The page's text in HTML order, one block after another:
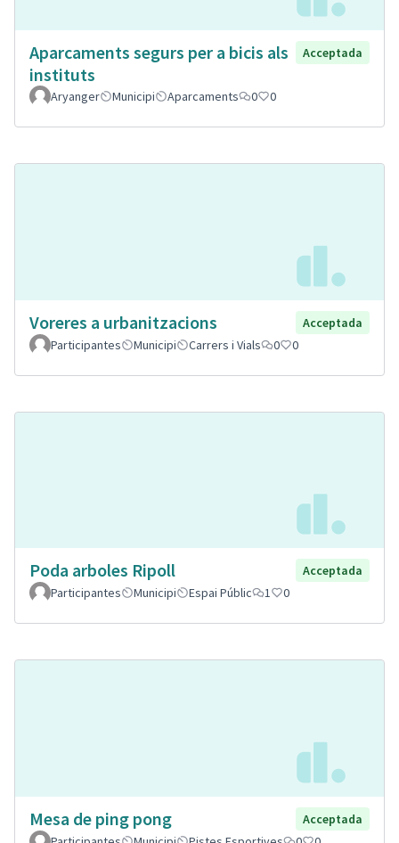
Aparcaments segurs per a bicis als
instituts
Acceptada
Aryanger Municipi Aparcaments 0 0
Voreres a urbanitzacions
Acceptada
Participantes
Municipi Carrers i Vials 0 0
Poda arboles Ripoll
Acceptada
Participantes
Municipi Espai Públic 1 0
Mesa de ping pong
Acceptada